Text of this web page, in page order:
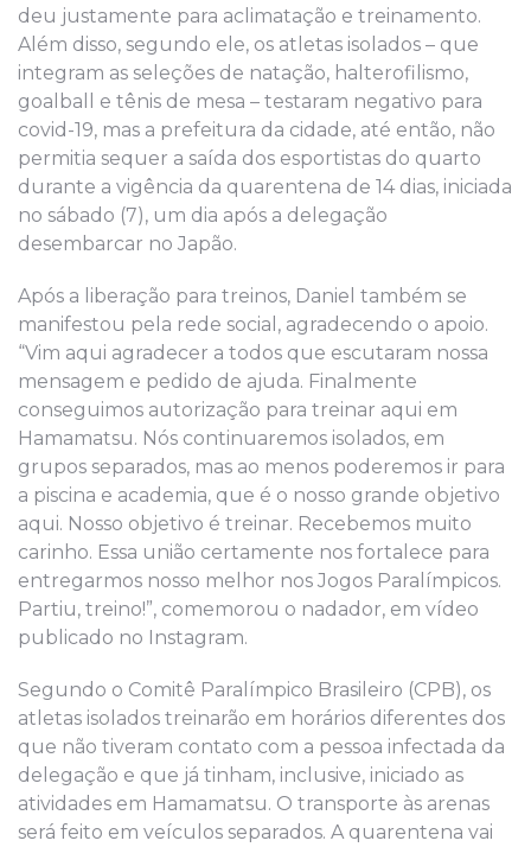
deu justamente para aclimatação e treinamento.
Além disso, segundo ele, os atletas isolados – que
integram as seleções de natação, halterofilismo,
goalball e tênis de mesa – testaram negativo para
covid-19, mas a prefeitura da cidade, até então, não
permitia sequer a saída dos esportistas do quarto
durante a vigência da quarentena de 14 dias, iniciada
no sábado (7), um dia após a delegação
desembarcar no Japão.
Após a liberação para treinos, Daniel também se
manifestou pela rede social, agradecendo o apoio.
“Vim aqui agradecer a todos que escutaram nossa
mensagem e pedido de ajuda. Finalmente
conseguimos autorização para treinar aqui em
Hamamatsu. Nós continuaremos isolados, em
grupos separados, mas ao menos poderemos ir para
a piscina e academia, que é o nosso grande objetivo
aqui. Nosso objetivo é treinar. Recebemos muito
carinho. Essa união certamente nos fortalece para
entregarmos nosso melhor nos Jogos Paralímpicos.
Partiu, treino!”, comemorou o nadador, em vídeo
publicado no Instagram.
Segundo o Comitê Paralímpico Brasileiro (CPB), os
atletas isolados treinarão em horários diferentes dos
que não tiveram contato com a pessoa infectada da
delegação e que já tinham, inclusive, iniciado as
atividades em Hamamatsu. O transporte às arenas
será feito em veículos separados. A quarentena vai